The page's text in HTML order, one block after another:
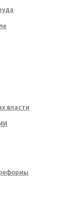
власти